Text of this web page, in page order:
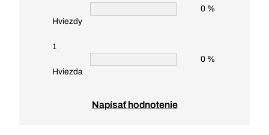
Hviezdy
0 %
1
Hviezda
0 %
Napísať hodnotenie